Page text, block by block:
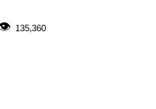
135,360